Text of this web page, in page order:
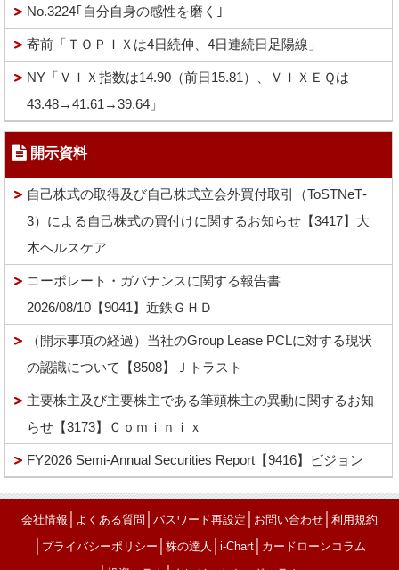
No.3224｢自分自身の感性を磨く｣
寄前「ＴＯＰＩＸは4日続伸、4日連続日足陽線」
NY「ＶＩＸ指数は14.90（前日15.81）、ＶＩＸＥＱは
43.48→41.61→39.64」
開示資料
自己株式の取得及び自己株式立会外買付取引（ToSTNeT‐
3）による自己株式の買付けに関するお知らせ【3417】大
木ヘルスケア
コーポレート・ガバナンスに関する報告書
2026/08/10【9041】近鉄ＧＨＤ
（開示事項の経過）当社のGroup Lease PCLに対する現状
の認識について【8508】Ｊトラスト
主要株主及び主要株主である筆頭株主の異動に関するお知
らせ【3173】Ｃｏｍｉｎｉｘ
FY2026 Semi-Annual Securities Report【9416】ビジョン
会社情報 よくある質問 パスワード再設定 お問い合わせ 利用規約
プライバシーポリシー 株の達人 i-Chart│ カードローンコラム